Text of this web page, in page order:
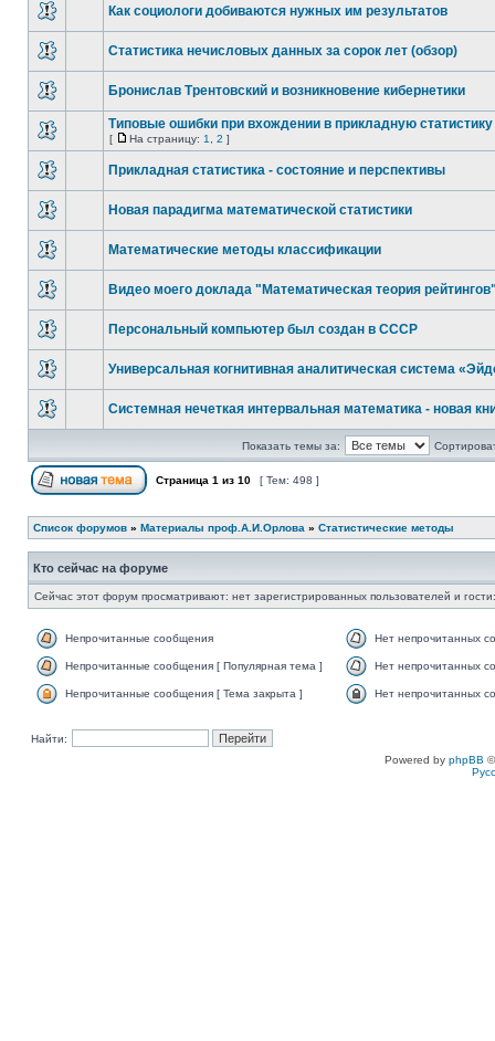
Как социологи добиваются нужных им результатов
Статистика нечисловых данных за сорок лет (обзор)
Бронислав Трентовский и возникновение кибернетики
Типовые ошибки при вхождении в прикладную статистику
[ На страницу: 1 2 ]
Прикладная статистика - состояние и перспективы
Новая парадигма математической статистики
Математические методы классификации
Видео моего доклада "Математическая теория
Персональный компьютер был создан в СССР
Универсальная когнитивная аналитическая система
Системная нечеткая интервальная математика - новая
Показать темы за:
Страница 1 из 10 [ Тем: 498 ]
Список форумов » Материалы проф.А.И.Орлова » Статистические методы
Кто сейчас на форуме
Сейчас этот форум просматривают: нет зарегистрированных пользователей и
Непрочитанные сообщения Нет непрочитанных
Непрочитанные сообщения [ Популярная тема ] Нет непрочитанных
Непрочитанные сообщения [ Тема закрыта ] Нет непрочитанных
Найти:
Powered by phpBB